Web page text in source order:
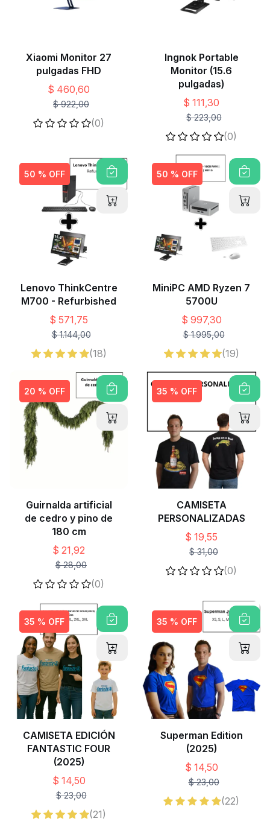
Xiaomi Monitor 27
pulgadas FHD
$ 460,60
$ 922,00
(0)
Ingnok Portable
Monitor (15.6
pulgadas)
$ 111,30
$ 223,00
(0)
50 % OFF
Lenovo ThinkCentre
M700 - Refurbished
$ 571,75
$ 1.144,00
(18)
50 % OFF
MiniPC AMD Ryzen 7
5700U
$ 997,30
$ 1.995,00
(19)
20 % OFF
Guirnalda artificial
de cedro y pino de
180 cm
$ 21,92
$ 28,00
(0)
35 % OFF
CAMISETA
PERSONALIZADAS
$ 19,55
$ 31,00
(0)
35 % OFF
CAMISETA EDICIÓN
FANTASTIC FOUR
(2025)
$ 14,50
$ 23,00
(21)
35 % OFF
Superman Edition
(2025)
$ 14,50
$ 23,00
(22)